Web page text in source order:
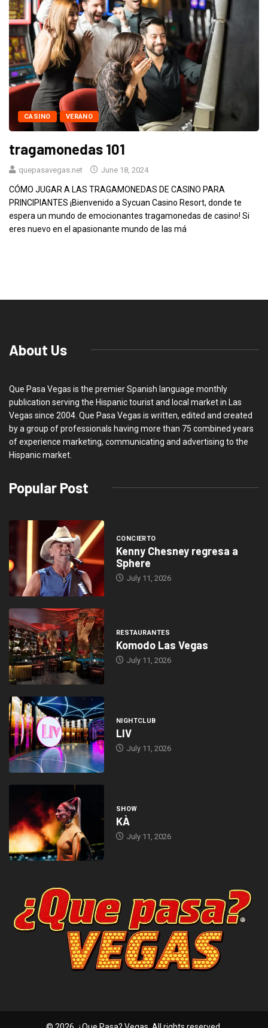
CASINO VERANO
tragamonedas 101
quepasavegas.net June 18, 2024
CÓMO JUGAR A LAS TRAGAMONEDAS DE CASINO PARA
PRINCIPIANTES ¡Bienvenido a Sycuan Casino Resort, donde te
espera un mundo de emocionantes tragamonedas de casino! Si
eres nuevo en el apasionante mundo de las má
About Us
Que Pasa Vegas is the premier Spanish language monthly
publication serving the Hispanic tourist and local market in Las
Vegas since 2004. Que Pasa Vegas is written, edited and created
by a group of professionals having more than 75 combined years
of experience marketing, communicating and advertising to the
Hispanic market.
Popular Post
CONCIERTO
Kenny Chesney regresa a
Sphere
July 11, 2026
RESTAURANTES
Komodo Las Vegas
July 11, 2026
NIGHTCLUB
LIV
July 11, 2026
SHOW
KÀ
July 11, 2026